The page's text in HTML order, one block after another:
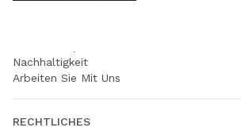
Nachhaltigkeit
Arbeiten Sie Mit Uns
RECHTLICHES